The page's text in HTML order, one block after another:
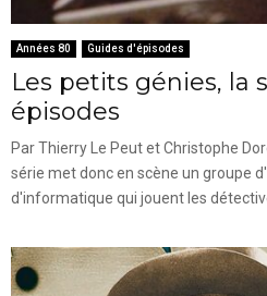
Années 80 Guides d'épisodes
Les petits génies, la
épisodes
Par Thierry Le Peut et Christophe
série met donc en scène un groupe
d'informatique qui jouent les